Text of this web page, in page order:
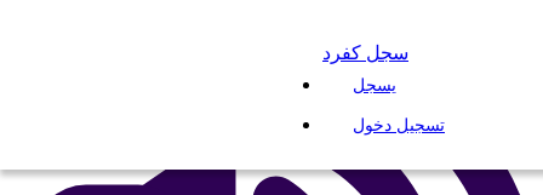
سجل كفرد
يسجل
تسجيل دخول